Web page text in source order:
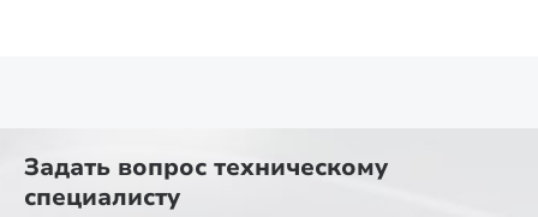
Задать вопрос техническому
специалисту